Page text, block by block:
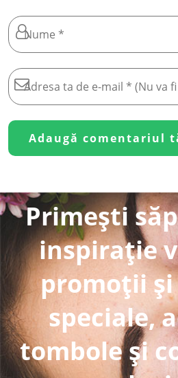
Primești
inspirație
promoții
speciale,
tombole și